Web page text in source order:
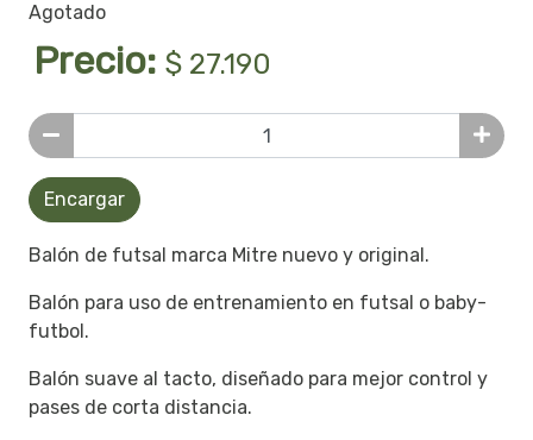
Agotado
Precio: $ 27.190
Encargar
Balón de futsal marca Mitre nuevo y original.
Balón para uso de entrenamiento en futsal o baby-
futbol.
Balón suave al tacto, diseñado para mejor control y
pases de corta distancia.